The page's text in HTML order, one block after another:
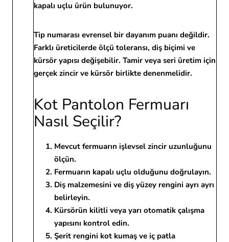
kapalı uçlu ürün bulunuyor.
Tip numarası evrensel bir dayanım puanı değildir.
Farklı üreticilerde ölçü toleransı, diş biçimi ve
kürsör yapısı değişebilir. Tamir veya seri üretim için
gerçek zincir ve kürsör birlikte denenmelidir.
Kot Pantolon Fermuarı
Nasıl Seçilir?
Mevcut fermuarın işlevsel zincir uzunluğunu
ölçün.
Fermuarın kapalı uçlu olduğunu doğrulayın.
Diş malzemesini ve diş yüzey rengini ayrı ayrı
belirleyin.
Kürsörün kilitli veya yarı otomatik çalışma
yapısını kontrol edin.
Şerit rengini kot kumaş ve iç patla